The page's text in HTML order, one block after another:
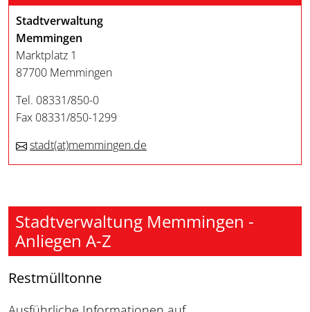
Stadtverwaltung
Memmingen
Marktplatz 1
87700 Memmingen
Tel. 08331/850-0
Fax 08331/850-1299
stadt(at)memmingen.de
Stadtverwaltung Memmingen -
Anliegen A-Z
Restmülltonne